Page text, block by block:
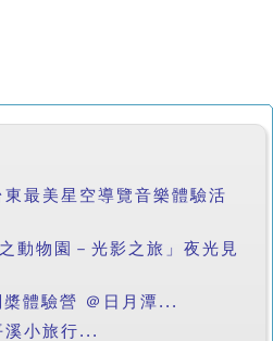
東最美星空導覽音樂體驗活
動物園－光影之旅」夜光見
體驗營 ＠日月潭...
溪小旅行...